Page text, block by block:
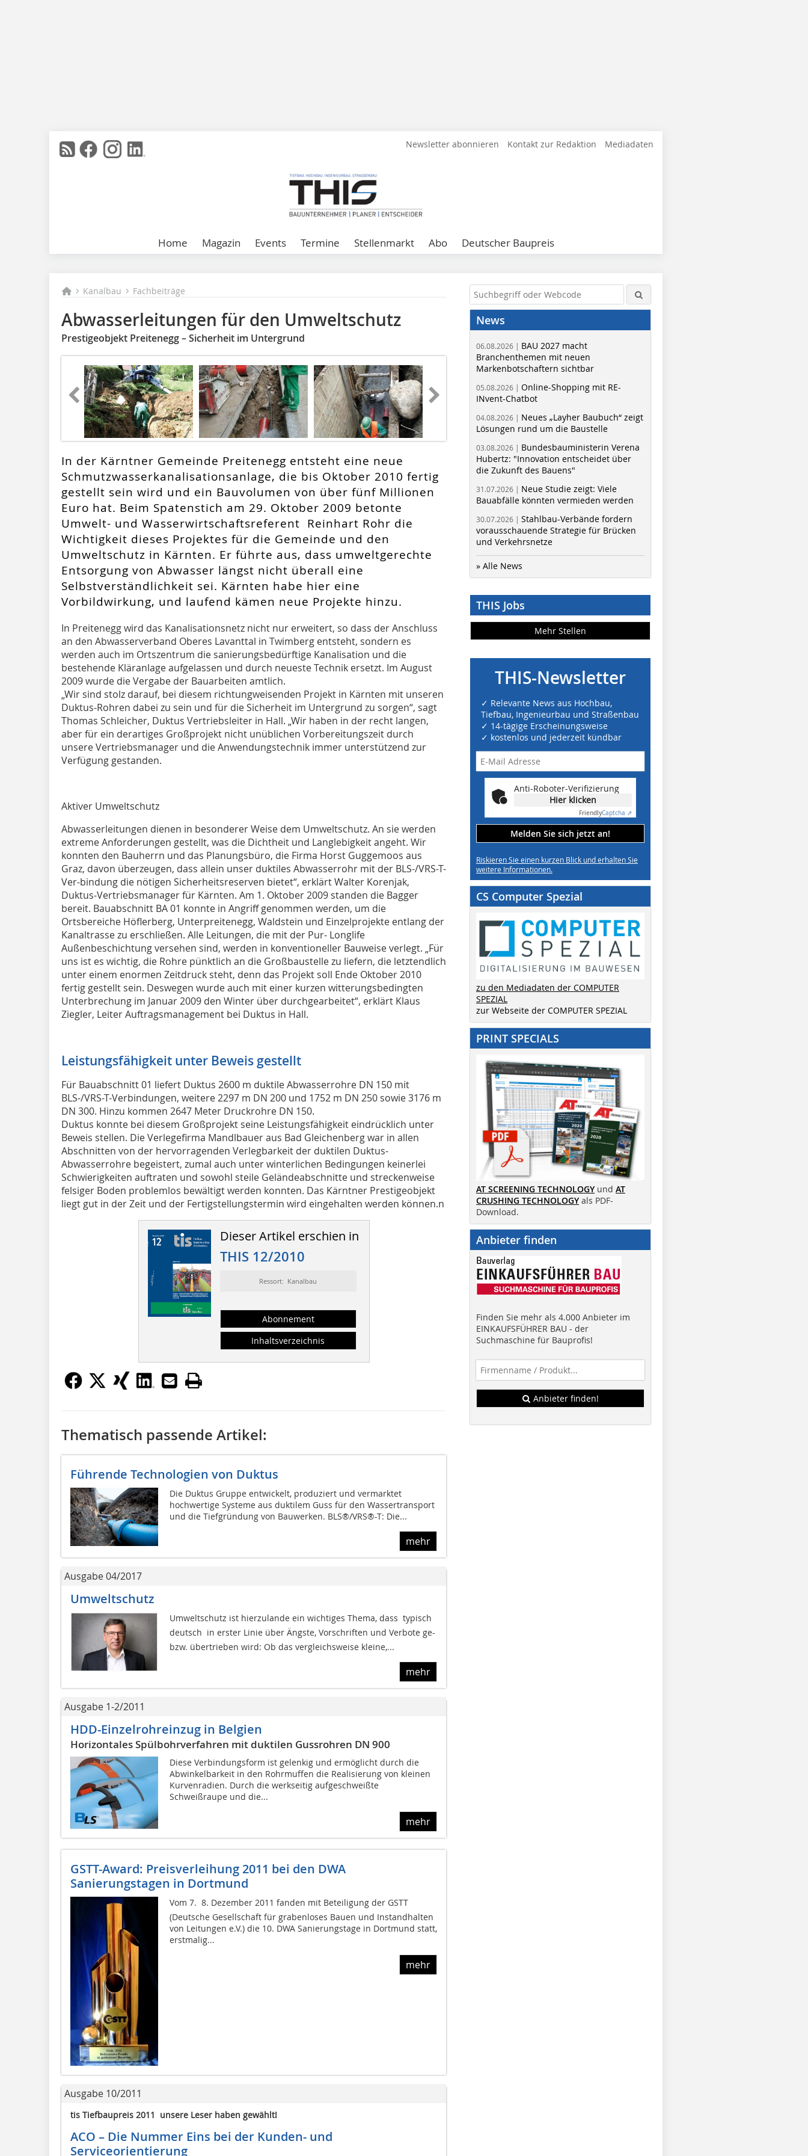
Newsletter abonnieren Kontakt zur Redaktion Mediadaten
Home Magazin Events Termine Stellenmarkt Abo Deutscher Baupreis
Kanalbau Fachbeiträge
Abwasserleitungen für den Umweltschutz
Prestigeobjekt Preitenegg – Sicherheit im Untergrund
In der Kärntner Gemeinde Preitenegg entsteht eine neue
Schmutzwasserkanalisationsanlage, die bis Oktober 2010 fertig
gestellt sein wird und ein Bauvolumen von über fünf Millionen
Euro hat. Beim Spatenstich am 29. Oktober 2009 betonte
Umwelt- und Wasserwirtschaftsreferent Reinhart Rohr die
Wichtigkeit dieses Projektes für die Gemeinde und den
Umweltschutz in Kärnten. Er führte aus, dass umweltgerechte
Entsorgung von Abwasser längst nicht überall eine
Selbstverständlichkeit sei. Kärnten habe hier eine
Vorbildwirkung, und laufend kämen neue Projekte hinzu.
In Preitenegg wird das Kanalisationsnetz nicht nur erweitert, so dass der Anschluss
an den Abwasserverband Oberes Lavanttal in Twimberg entsteht, sondern es
werden auch im Ortszentrum die sanierungsbedürftige Kanalisation und die
bestehende Kläranlage aufgelassen und durch neueste Technik ersetzt. Im August
2009 wurde die Vergabe der Bauarbeiten amtlich.
„Wir sind stolz darauf, bei diesem richtungweisenden Projekt in Kärnten mit unseren
Duktus-Rohren dabei zu sein und für die Sicherheit im Untergrund zu sorgen“, sagt
Thomas Schleicher, Duktus Vertriebsleiter in Hall. „Wir haben in der recht langen,
aber für ein derartiges Großprojekt nicht unüblichen Vorbereitungszeit durch
unsere Vertriebsmanager und die Anwendungstechnik immer unterstützend zur
Verfügung gestanden.
Aktiver Umweltschutz
Abwasserleitungen dienen in besonderer Weise dem Umweltschutz. An sie werden
extreme Anforderungen gestellt, was die Dichtheit und Langlebigkeit angeht. Wir
konnten den Bauherrn und das Planungsbüro, die Firma Horst Guggemoos aus
Graz, davon überzeugen, dass allein unser duktiles Abwasserrohr mit der BLS-/VRS-T-
Ver-bindung die nötigen Sicherheitsreserven bietet“, erklärt Walter Korenjak,
Duktus-Vertriebsmanager für Kärnten. Am 1. Oktober 2009 standen die Bagger
bereit. Bauabschnitt BA 01 konnte in Angriff genommen werden, um die
Ortsbereiche Höflerberg, Unterpreitenegg, Waldstein und Einzelprojekte entlang der
Kanaltrasse zu erschließen. Alle Leitungen, die mit der Pur- Longlife
Außenbeschichtung versehen sind, werden in konventioneller Bauweise verlegt. „Für
uns ist es wichtig, die Rohre pünktlich an die Großbaustelle zu liefern, die letztendlich
unter einem enormen Zeitdruck steht, denn das Projekt soll Ende Oktober 2010
fertig gestellt sein. Deswegen wurde auch mit einer kurzen witterungsbedingten
Unterbrechung im Januar 2009 den Winter über durchgearbeitet“, erklärt Klaus
Ziegler, Leiter Auftragsmanagement bei Duktus in Hall.
Leistungsfähigkeit unter Beweis gestellt
Für Bauabschnitt 01 liefert Duktus 2600 m duktile Abwasserrohre DN 150 mit
BLS-/VRS-T-Verbindungen, weitere 2297 m DN 200 und 1752 m DN 250 sowie 3176 m
DN 300. Hinzu kommen 2647 Meter Druckrohre DN 150.
Duktus konnte bei diesem Großprojekt seine Leistungsfähigkeit eindrücklich unter
Beweis stellen. Die Verlegefirma Mandlbauer aus Bad Gleichenberg war in allen
Abschnitten von der hervorragenden Verlegbarkeit der duktilen Duktus-
Abwasserrohre begeistert, zumal auch unter winterlichen Bedingungen keinerlei
Schwierigkeiten auftraten und sowohl steile Geländeabschnitte und streckenweise
felsiger Boden problemlos bewältigt werden konnten. Das Kärntner Prestigeobjekt
liegt gut in der Zeit und der Fertigstellungstermin wird eingehalten werden können.n
Dieser Artikel erschien in
THIS 12/2010
Ressort: Kanalbau
Abonnement
Inhaltsverzeichnis
Thematisch passende Artikel:
Führende Technologien von Duktus
Die Duktus Gruppe entwickelt, produziert und vermarktet
hochwertige Systeme aus duktilem Guss für den Wassertransport
und die Tiefgründung von Bauwerken. BLS®/VRS®-T: Die...
mehr
Ausgabe 04/2017
Umweltschutz
Umweltschutz ist hierzulande ein wichtiges Thema, dass  typisch
deutsch  in erster Linie über Ängste, Vorschriften und Verbote ge-
bzw. übertrieben wird: Ob das vergleichsweise kleine,...
mehr
Ausgabe 1-2/2011
HDD-Einzelrohreinzug in Belgien
Horizontales Spülbohrverfahren mit duktilen Gussrohren DN 900
Diese Verbindungsform ist gelenkig und ermöglicht durch die
Abwinkelbarkeit in den Rohrmuffen die Realisierung von kleinen
Kurvenradien. Durch die werkseitig aufgeschweißte
Schweißraupe und die...
mehr
GSTT-Award: Preisverleihung 2011 bei den DWA
Sanierungstagen in Dortmund
Vom 7.  8. Dezember 2011 fanden mit Beteiligung der GSTT
(Deutsche Gesellschaft für grabenloses Bauen und Instandhalten
von Leitungen e.V.) die 10. DWA Sanierungstage in Dortmund statt,
erstmalig...
mehr
Ausgabe 10/2011
tis Tiefbaupreis 2011  unsere Leser haben gewählt!
ACO – Die Nummer Eins bei der Kunden- und
Serviceorientierung
News
06.08.2026 | BAU 2027 macht
Branchenthemen mit neuen
Markenbotschaftern sichtbar
05.08.2026 | Online-Shopping mit RE-
INvent-Chatbot
04.08.2026 | Neues „Layher Baubuch“ zeigt
Lösungen rund um die Baustelle
03.08.2026 | Bundesbauministerin Verena
Hubertz: "Innovation entscheidet über
die Zukunft des Bauens"
31.07.2026 | Neue Studie zeigt: Viele
Bauabfälle könnten vermieden werden
30.07.2026 | Stahlbau-Verbände fordern
vorausschauende Strategie für Brücken
und Verkehrsnetze
» Alle News
THIS Jobs
Mehr Stellen
THIS-Newsletter
✓ Relevante News aus Hochbau,
Tiefbau, Ingenieurbau und Straßenbau
✓ 14-tägige Erscheinungsweise
✓ kostenlos und jederzeit kündbar
Anti-Roboter-Verifizierung
Hier klicken
FriendlyCaptcha ⇗
Melden Sie sich jetzt an!
Riskieren Sie einen kurzen Blick und erhalten Sie
weitere Informationen.
CS Computer Spezial
zu den Mediadaten der COMPUTER
SPEZIAL
zur Webseite der COMPUTER SPEZIAL
PRINT SPECIALS
AT SCREENING TECHNOLOGY und AT
CRUSHING TECHNOLOGY als PDF-
Download.
Anbieter finden
Finden Sie mehr als 4.000 Anbieter im
EINKAUFSFÜHRER BAU - der
Suchmaschine für Bauprofis!
Anbieter finden!